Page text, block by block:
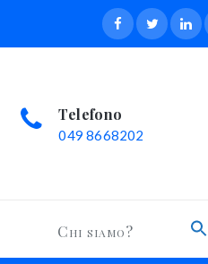
Telefono
049 8668202
Chi siamo?